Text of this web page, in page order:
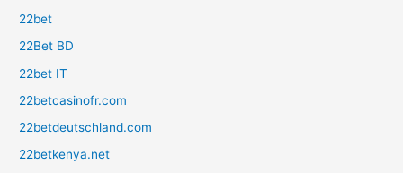
22bet
22Bet BD
22bet IT
22betcasinofr.com
22betdeutschland.com
22betkenya.net